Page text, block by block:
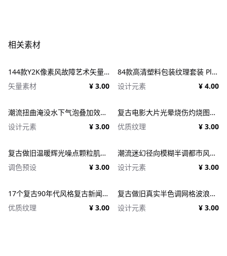
相关素材
144款Y2K像素风故障艺术矢量元素 Dithering Bitmap Vector Shapes Collection
矢量素材
¥ 3.00
84款高清塑料包装纹理套装 Plastic Textures
设计元素
¥ 4.00
潮流扭曲淹没水下气泡叠加效果照片人像修图PS特效滤镜插件样机 Deluge Underwater Photo Effect
设计元素
¥ 3.00
复古电影大片光晕烧伤灼烧图片照片后期处理特效PSD样机 Light Leaks Overlays Template
优质纹理
¥ 3.00
复古做旧温暖辉光噪点颗粒肌理人像图像修图PS特效滤镜插件样机模板+LUT调色预设 EFCO LOOKS: VERSION 1.0
调色预设
¥ 3.00
潮流迷幻径向模糊半调都市风人像图像PS修图特效滤镜样机模板 Halftone Spinning Blur Photo Effect
设计元素
¥ 3.00
17个复古90年代风格复古新闻纸纹理广告PSD模板 1950s Style Retro Ad Templates
优质纹理
¥ 3.00
复古做旧真实半色调网格波浪印刷肌理特效PSD设计图片照片处理特效生成器 Goblin Printer - Halftone Effects
设计元素
¥ 3.00